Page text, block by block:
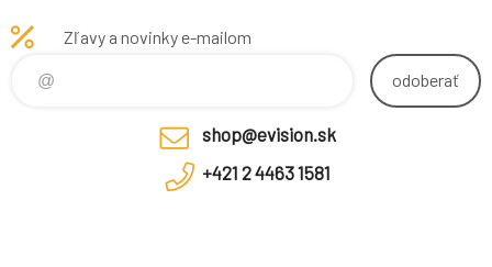
Zľavy a novinky e-mailom
odoberať
shop@evision.sk
+421 2 4463 1581